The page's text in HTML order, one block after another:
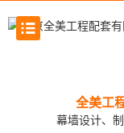
全美工
幕墙设计、